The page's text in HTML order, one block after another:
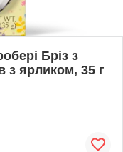
Бріз з
з ярликом, 35 г